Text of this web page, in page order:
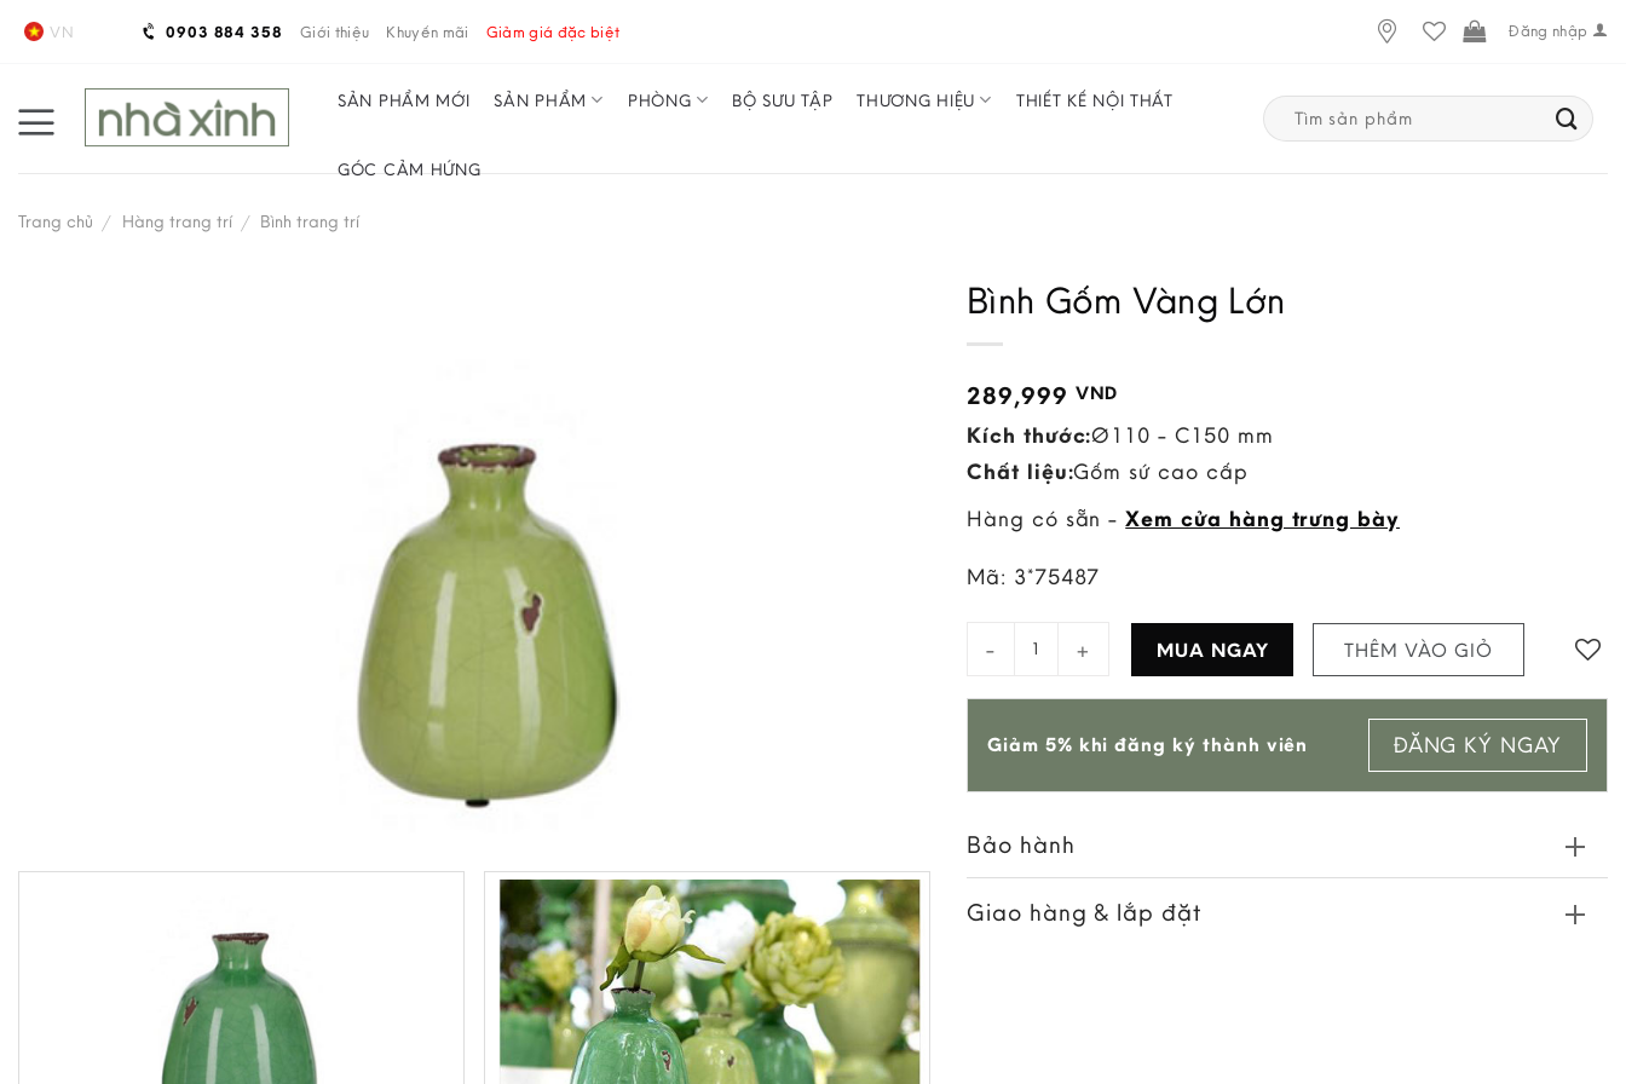
Skip
VN 0903 884 358 Giới thiệu Khuyến mãi Giảm giá đặc biệt Đăng nhập
SẢN PHẨM MỚI SẢN PHẨM PHÒNG BỘ SƯU TẬP THƯƠNG HIỆU THIẾT KẾ NỘI THẤT
GÓC CẢM HỨNG
Search
for:
Trang chủ / Hàng trang trí / Bình trang trí
Bình Gốm Vàng Lớn
289,999 VND
Kích thước:Ø110 - C150 mm
Chất liệu:Gốm sứ cao cấp
Hàng có sẵn -Xem cửa hàng trưng bày
Mã: 3*75487
MUA NGAY THÊM VÀO GIỎ
Giảm 5% khi đăng ký thành viên ĐĂNG KÝ NGAY
Bảo hành
Giao hàng & lắp đặt